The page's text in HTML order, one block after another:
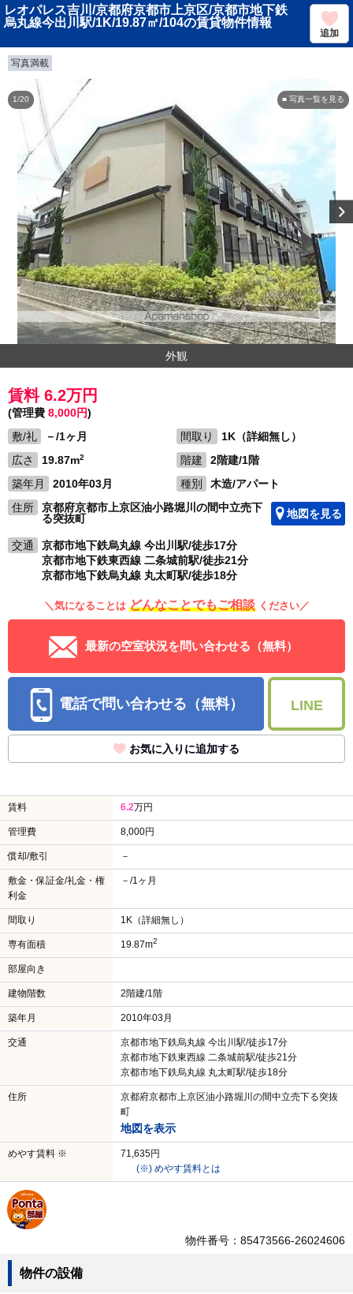
レオパレス吉川/京都府京都市上京区/京都市地下鉄
烏丸線今出川駅/1K/19.87㎡/104の賃貸物件情報
追加
写真満載
■ 写真一覧を見る
1/20
外観
賃料 6.2万円
(管理費 8,000円)
敷/礼
－/1ヶ月 間取り
1K（詳細無し）
広さ
19.87m2 階建
2階建/1階
築年月
2010年03月 種別
木造/アパート
住所
京都府京都市上京区油小路堀川の間中立売下
る突抜町
地図を見る
交通
京都市地下鉄烏丸線 今出川駅/徒歩17分
京都市地下鉄東西線 二条城前駅/徒歩21分
京都市地下鉄烏丸線 丸太町駅/徒歩18分
＼気になることは どんなことでもご相談 ください／
最新の空室状況を問い合わせる（無料）
電話で問い合わせる（無料） LINE
お気に入りに追加する
賃料 6.2万円
管理費 8,000円
償却/敷引 －
敷金・保証金/礼金・権
利金
－/1ヶ月
間取り 1K（詳細無し）
専有面積 19.87m2
部屋向き
建物階数 2階建/1階
築年月 2010年03月
交通
京都市地下鉄烏丸線 今出川駅/徒歩17分
京都市地下鉄東西線 二条城前駅/徒歩21分
京都市地下鉄烏丸線 丸太町駅/徒歩18分
住所
京都府京都市上京区油小路堀川の間中立売下る突抜
町
地図を表示
めやす賃料 ※
71,635円
(※) めやす賃料とは
物件番号：85473566-26024606
物件の設備